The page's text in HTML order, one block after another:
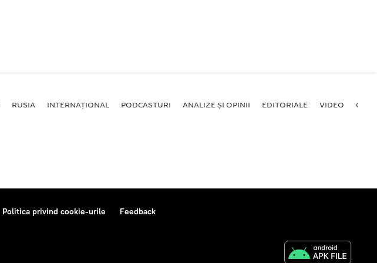
RUSIA INTERNAȚIONAL PODCASTURI ANALIZE ȘI OPINII EDITORIALE VIDEO
Politica privind cookie-urile Feedback